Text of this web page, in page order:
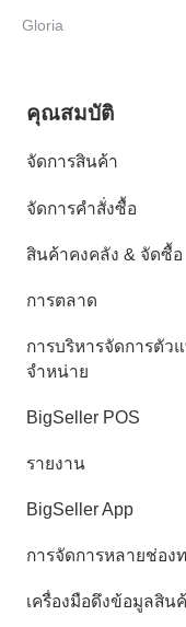
BigSeller เพิ่มควา
Gloria
คุณสมบัติ
จัดการสินค้า
จัดการคำสั่งซื้อ
สินค้าคงคลัง & จัดซื้อ
การตลาด
การบริหารจัดการตัว
จำหน่าย
BigSeller POS
รายงาน
BigSeller App
การจัดการหลายช่อง
เครื่องมือดึงข้อมูลสิน